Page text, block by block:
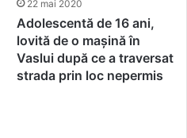
22 mai 2020
Adolescentă de 16 ani,
lovită de o mașină în
Vaslui după ce a traversat
strada prin loc nepermis